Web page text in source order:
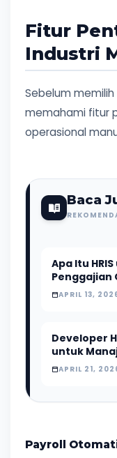
Fitur
Industri
Sebelum memilih
memahami fitur
operasional
Baca
Apa Itu
Penggajian
APRIL 13,
Developer
untuk
Efisien
APRIL 21,
Payroll